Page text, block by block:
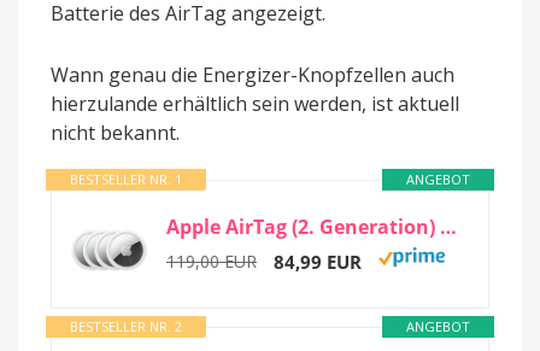
Batterie des ‌AirTag‌ angezeigt.
Wann genau die Energizer-Knopfzellen auch
hierzulande erhältlich sein werden, ist aktuell
nicht bekannt.
ANGEBOT
BESTSELLER NR. 1
Apple AirTag (2. Generation) 4er Pack: Tracker für Schlüsselbund, Portemonnaie und...
119,00 EUR 84,99 EUR
ANGEBOT
BESTSELLER NR. 2